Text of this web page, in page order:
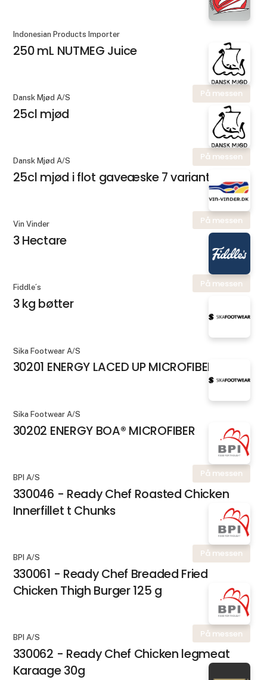
Indonesian Products Importer
250 mL NUTMEG Juice
På messen
Dansk Mjød A/S
25cl mjød
På messen
Dansk Mjød A/S
25cl mjød i flot gaveæske 7 varianter
På messen
Vin Vinder
3 Hectare
På messen
Fiddle´s
3 kg bøtter
Sika Footwear A/S
30201 ENERGY LACED UP MICROFIBER
Sika Footwear A/S
30202 ENERGY BOA® MICROFIBER
På messen
BPI A/S
330046 - Ready Chef Roasted Chicken
Innerfillet t Chunks
På messen
BPI A/S
330061 - Ready Chef Breaded Fried
Chicken Thigh Burger 125 g
På messen
BPI A/S
330062 - Ready Chef Chicken legmeat
Karaage 30g